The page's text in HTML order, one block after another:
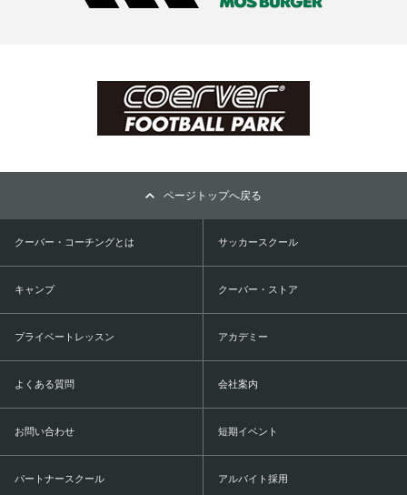
ページトップへ戻る
クーバー・コーチングとは サッカースクール
キャンプ クーバー・ストア
プライベートレッスン アカデミー
よくある質問 会社案内
お問い合わせ 短期イベント
パートナースクール アルバイト採用